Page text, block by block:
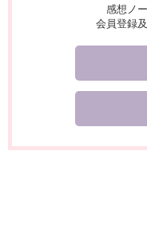
感想ノ
会員登録